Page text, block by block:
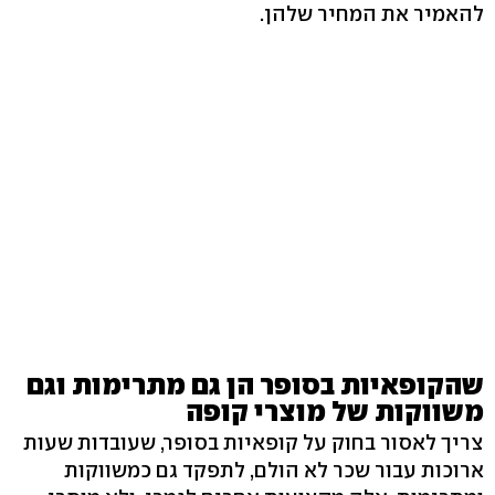
להאמיר את המחיר שלהן.
שהקופאיות בסופר הן גם מתרימות וגם
משווקות של מוצרי קופה
צריך לאסור בחוק על קופאיות בסופר, שעובדות שעות
ארוכות עבור שכר לא הולם, לתפקד גם כמשווקות